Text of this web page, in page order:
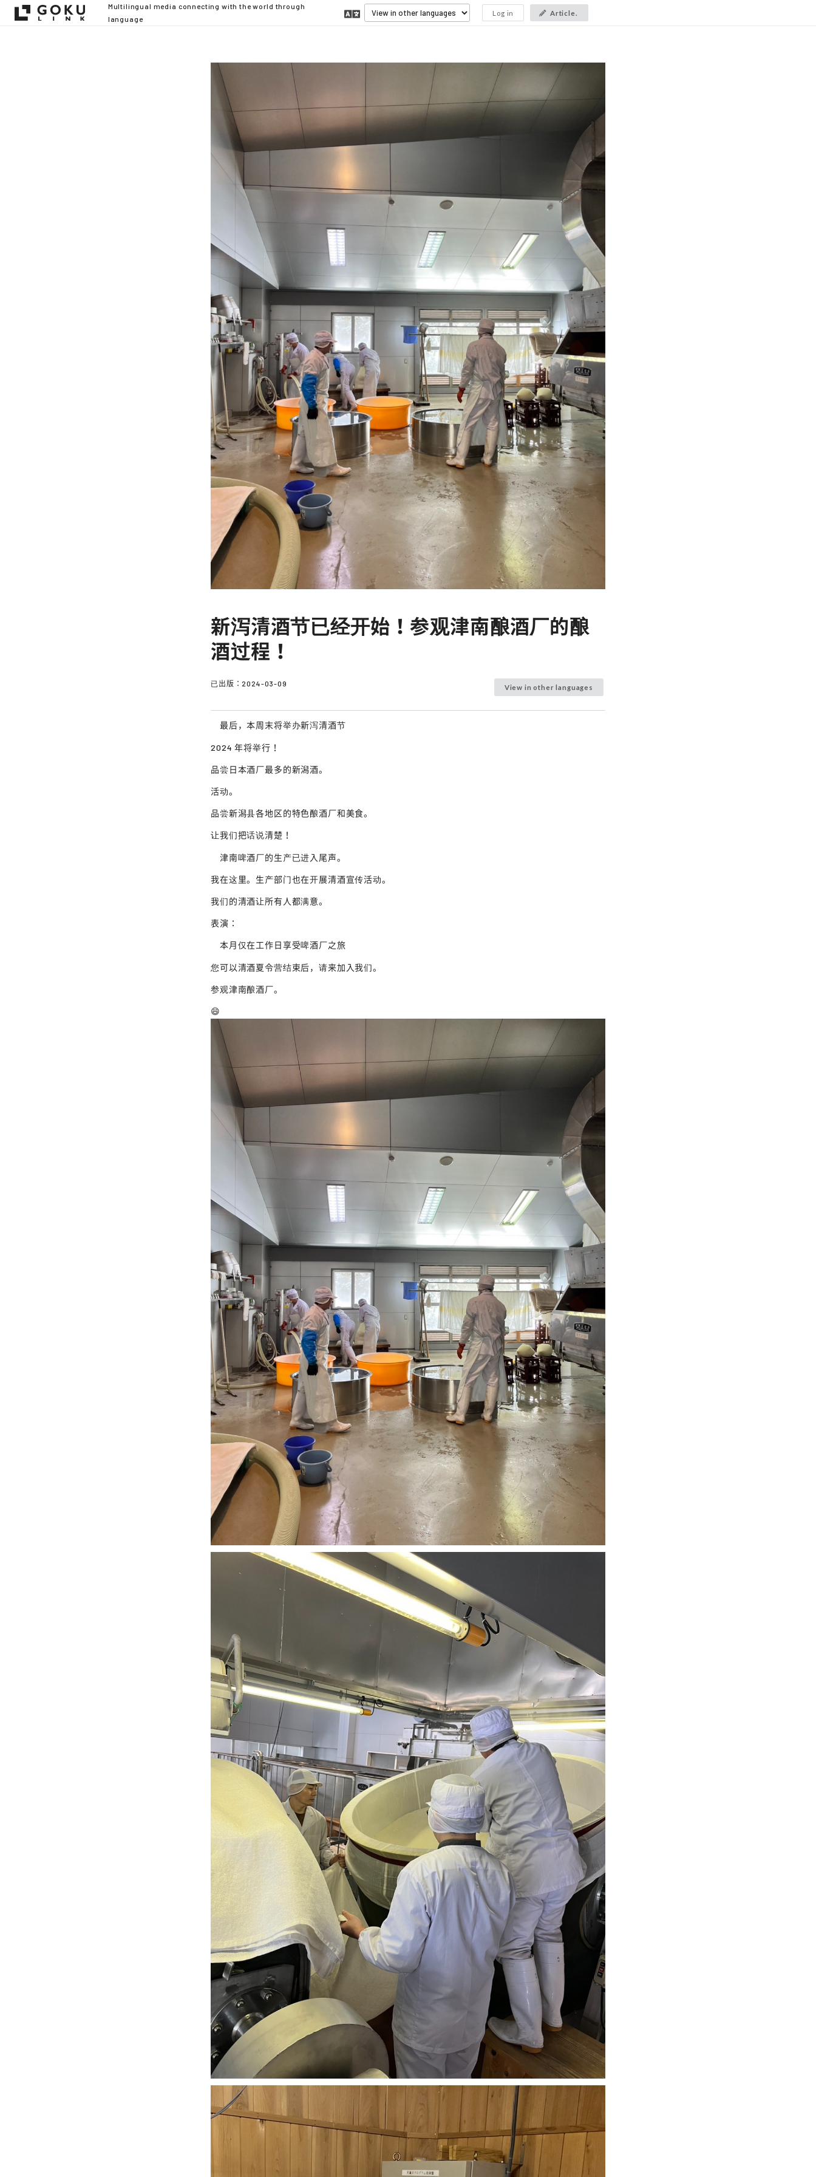
Multilingual media connecting with the world through
language
Log in Article.
新泻清酒节已经开始！参观津南酿酒厂的酿
酒过程！
已出版： 2024-03-09 View in other languages
最后，本周末将举办新泻清酒节
2024 年将举行！
品尝日本酒厂最多的新潟酒。
活动。
品尝新潟县各地区的特色酿酒厂和美食。
让我们把话说清楚！
津南啤酒厂的生产已进入尾声。
我在这里。生产部门也在开展清酒宣传活动。
我们的清酒让所有人都满意。
表演：
本月仅在工作日享受啤酒厂之旅
您可以清酒夏令营结束后，请来加入我们。
参观津南酿酒厂。
😄